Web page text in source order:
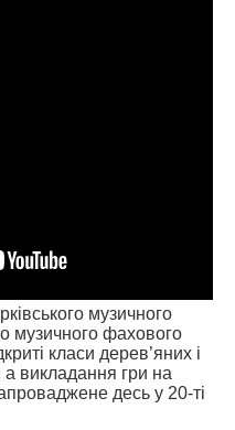
музичного
музичного фахового
класи дерев’яних і
а викладання гри на
десь у 20-ті